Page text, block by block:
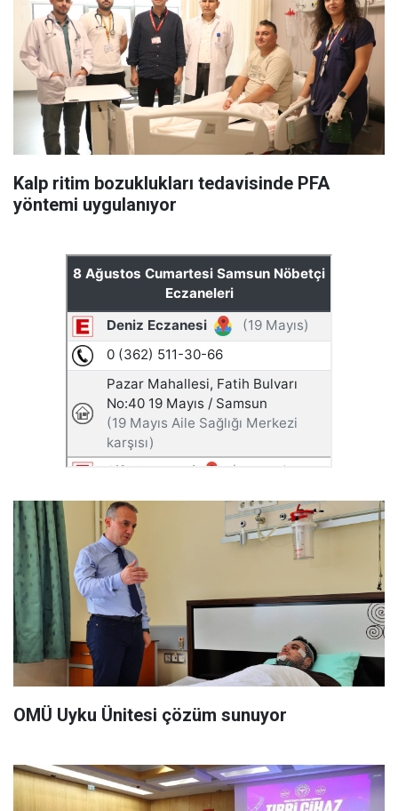
Kalp ritim bozuklukları tedavisinde PFA
yöntemi uygulanıyor
OMÜ Uyku Ünitesi çözüm sunuyor